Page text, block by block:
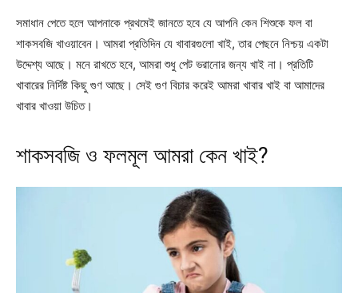
সমাধান পেতে হলে আপনাকে প্রথমেই জানতে হবে যে আপনি কেন শিশুকে ফল বা
শাকসবজি খাওয়াবেন। আমরা প্রতিদিন যে খাবারগুলো খাই, তার পেছনে নিশ্চয় একটা
উদ্দেশ্য আছে। মনে রাখতে হবে, আমরা শুধু পেট ভরানোর জন্য খাই না। প্রতিটি
খাবারের নির্দিষ্ট কিছু গুণ আছে। সেই গুণ বিচার করেই আমরা খাবার খাই বা আমাদের
খাবার খাওয়া উচিত।
শাকসবজি ও ফলমূল আমরা কেন খাই?